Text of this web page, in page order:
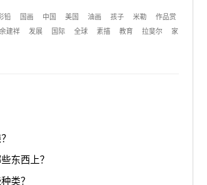
铅 国画 中国 美国 油画 孩子 米勒
作品赏
余建祥 发展 国际 全球 素描 教育 拉斐尔
家
东西上？
类？